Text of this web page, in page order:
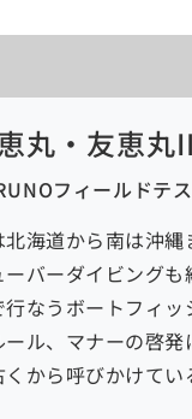
丸・友恵
フィールドテ
北海道から南は沖
ーバーダイビング
行なうボートフィ
ール、マナーの啓
くから呼びかけてい